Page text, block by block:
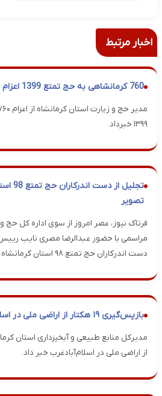
اخبار مرتبط
760 کرمانشاهی به حج تمتع 1399 اعزام می‌شوند
۱۳۹۹ خبرداد.
تجلیل
تصویر
فرتاک نیوز، عصر امروز از سوی اداره کل حج
مراسمی با حضور عبدالرضا مصری نایب
دست اندرکاران حج تمتع ۹۸ استان کرمانشاه تجلیل بعمل آمد.
بازپس‌گیری ۱۹ هکتار از اراضی ملی در اسلام‌آبادغرب
از اراضی ملی در اسلام‌آبادغرب خبر داد.